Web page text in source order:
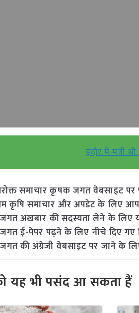
इंदौर में मंत्री
समाचार कृषक जगत वेबसाइट
कृषि समाचार और अपडेट के लिए
अखबार की सदस्यता लेने के लिए
ई-पेपर पढ़ने के लिए नीचे दिए
की अंग्रेजी वेबसाइट पर जाने के
यह भी पसंद आ सकता हैं